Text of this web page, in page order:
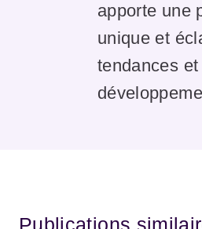
apporte une
unique et
tendances
Publications